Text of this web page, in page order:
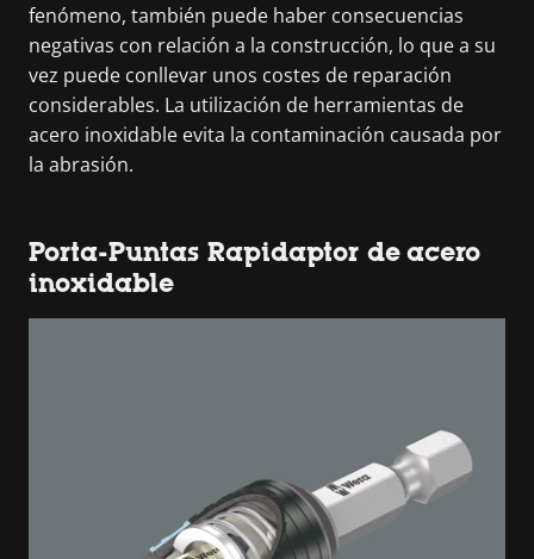
fenómeno, también puede haber consecuencias
negativas con relación a la construcción, lo que a su
vez puede conllevar unos costes de reparación
considerables. La utilización de herramientas de
acero inoxidable evita la contaminación causada por
la abrasión.
Porta-Puntas Rapidaptor de acero
inoxidable